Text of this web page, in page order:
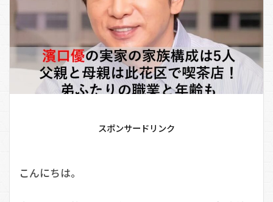
スポンサードリンク
こんにちは。